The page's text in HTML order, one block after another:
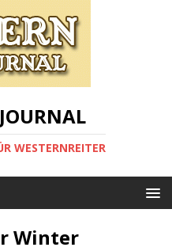
WESTERNREITER
Winter